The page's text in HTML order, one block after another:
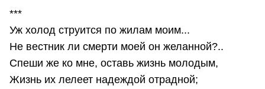
***
Уж холод струится по жилам моим...
Не вестник ли смерти моей он желанной?..
Спеши же ко мне, оставь жизнь молодым,
Жизнь их лелеет надеждой отрадной;